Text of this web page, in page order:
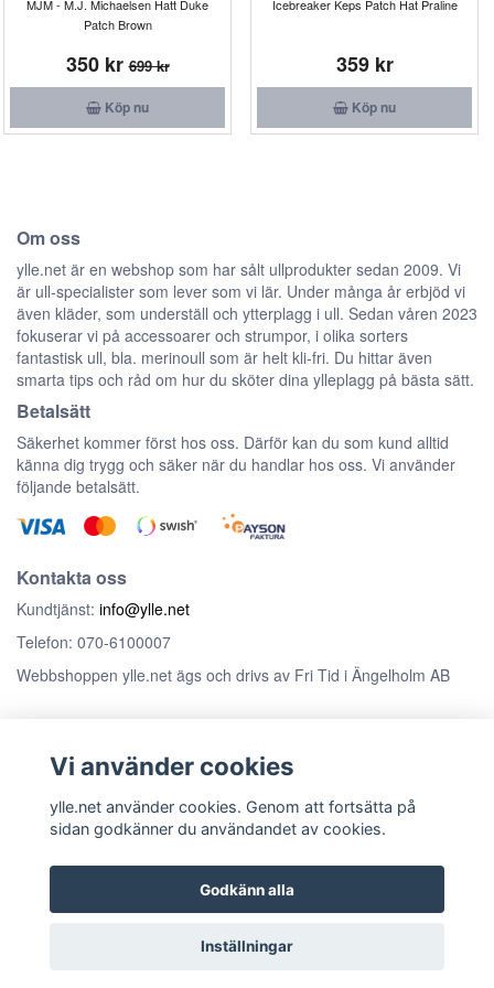
MJM - M.J. Michaelsen Hatt Duke
Patch Brown
350 kr699 kr
Köp nu
Icebreaker Keps Patch Hat Praline
359 kr
Köp nu
Om oss
ylle.net är en webshop som har sålt ullprodukter sedan 2009. Vi
är ull-specialister som lever som vi lär. Under många år erbjöd vi
även kläder, som underställ och ytterplagg i ull. Sedan våren 2023
fokuserar vi på accessoarer och strumpor, i olika sorters
fantastisk ull, bla. merinoull som är helt kli-fri. Du hittar även
smarta tips och råd om hur du sköter dina ylleplagg på bästa sätt.
Betalsätt
Säkerhet kommer först hos oss. Därför kan du som kund alltid
känna dig trygg och säker när du handlar hos oss. Vi använder
följande betalsätt.
Kontakta oss
Kundtjänst: info@ylle.net
Telefon: 070-6100007
Webbshoppen ylle.net ägs och drivs av Fri Tid i Ängelholm AB
Anmäl dig till vårt nyhetsbrev
© Copyright ylle.net
Vi använder cookies
ylle.net använder cookies. Genom att fortsätta på
sidan godkänner du användandet av cookies.
Godkänn alla
Inställningar